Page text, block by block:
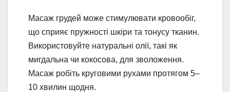
Масаж грудей може стимулювати кровообіг,
що сприяє пружності шкіри та тонусу тканин.
Використовуйте натуральні олії, такі як
мигдальна чи кокосова, для зволоження.
Масаж робіть круговими рухами протягом 5–
10 хвилин щодня.